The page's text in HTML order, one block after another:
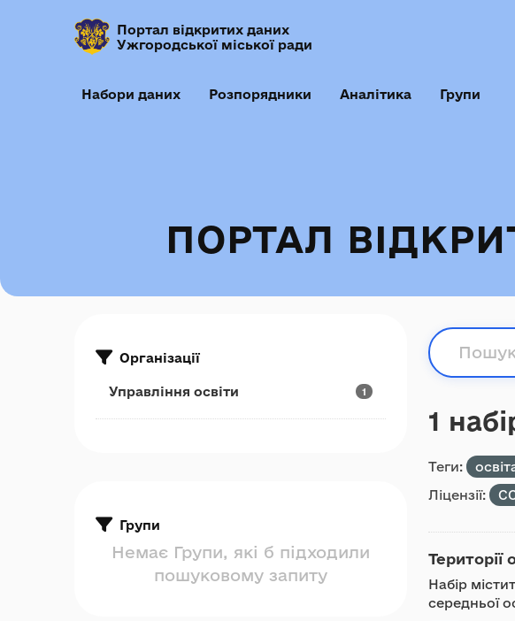
Портал відкритих даних
Ужгородської міської ради
Набори даних Розпорядники Аналітика Групи
ПОРТАЛ
Організації
Управління освіти 1
Групи
Немає Групи, які б підходили
пошуковому запиту
1
Теги:
Ліцензії:
Території
Набір
середньої